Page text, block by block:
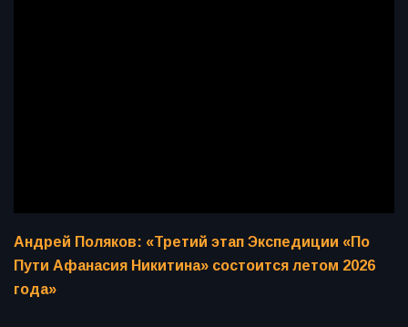
Андрей Поляков: «Третий этап Экспедиции «По
Пути Афанасия Никитина» состоится летом 2026
года»